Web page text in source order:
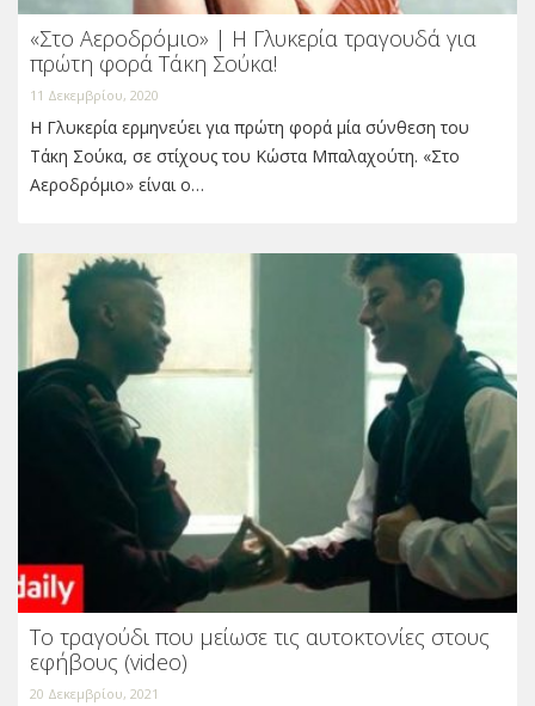
«Στο Αεροδρόμιο» | Η Γλυκερία τραγουδά για
πρώτη φορά Τάκη Σούκα!
11 Δεκεμβρίου, 2020
Η Γλυκερία ερμηνεύει για πρώτη φορά μία σύνθεση του
Τάκη Σούκα, σε στίχους του Κώστα Μπαλαχούτη. «Στο
Αεροδρόμιο» είναι ο…
Το τραγούδι που μείωσε τις αυτοκτονίες στους
εφήβους (video)
20 Δεκεμβρίου, 2021